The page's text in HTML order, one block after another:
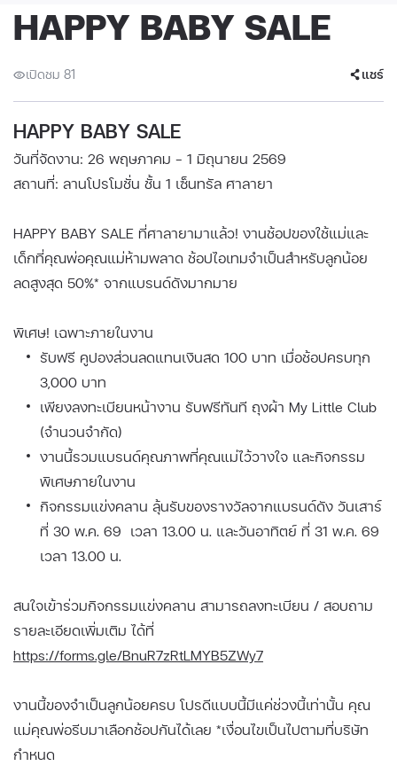
HAPPY BABY SALE
เปิดชม 81 แชร์
HAPPY BABY SALE
วันที่จัดงาน: 26 พฤษภาคม - 1 มิถุนายน 2569
สถานที่: ลานโปรโมชั่น ชั้น 1 เซ็นทรัล ศาลายา
HAPPY BABY SALE ที่ศาลายามาแล้ว! งานช้อปของใช้แม่และ
เด็กที่คุณพ่อคุณแม่ห้ามพลาด ช้อปไอเทมจำเป็นสำหรับลูกน้อย
ลดสูงสุด 50%* จากแบรนด์ดังมากมาย
พิเศษ! เฉพาะภายในงาน
รับฟรี คูปองส่วนลดแทนเงินสด 100 บาท เมื่อช้อปครบทุก
3,000 บาท
เพียงลงทะเบียนหน้างาน รับฟรีทันที ถุงผ้า My Little Club
(จำนวนจำกัด)
งานนี้รวมแบรนด์คุณภาพที่คุณแม่ไว้วางใจ และกิจกรรม
พิเศษภายในงาน
กิจกรรมแข่งคลาน ลุ้นรับของรางวัลจากแบรนด์ดัง วันเสาร์
ที่ 30 พ.ค. 69 เวลา 13.00 น. และวันอาทิตย์ ที่ 31 พ.ค. 69
เวลา 13.00 น.
สนใจเข้าร่วมกิจกรรมแข่งคลาน สามารถลงทะเบียน / สอบถาม
รายละเอียดเพิ่มเติม ได้ที่
https://forms.gle/BnuR7zRtLMYB5ZWy7
งานนี้ของจำเป็นลูกน้อยครบ โปรดีแบบนี้มีแค่ช่วงนี้เท่านั้น คุณ
แม่คุณพ่อรีบมาเลือกช้อปกันได้เลย *เงื่อนไขเป็นไปตามที่บริษัท
กำหนด